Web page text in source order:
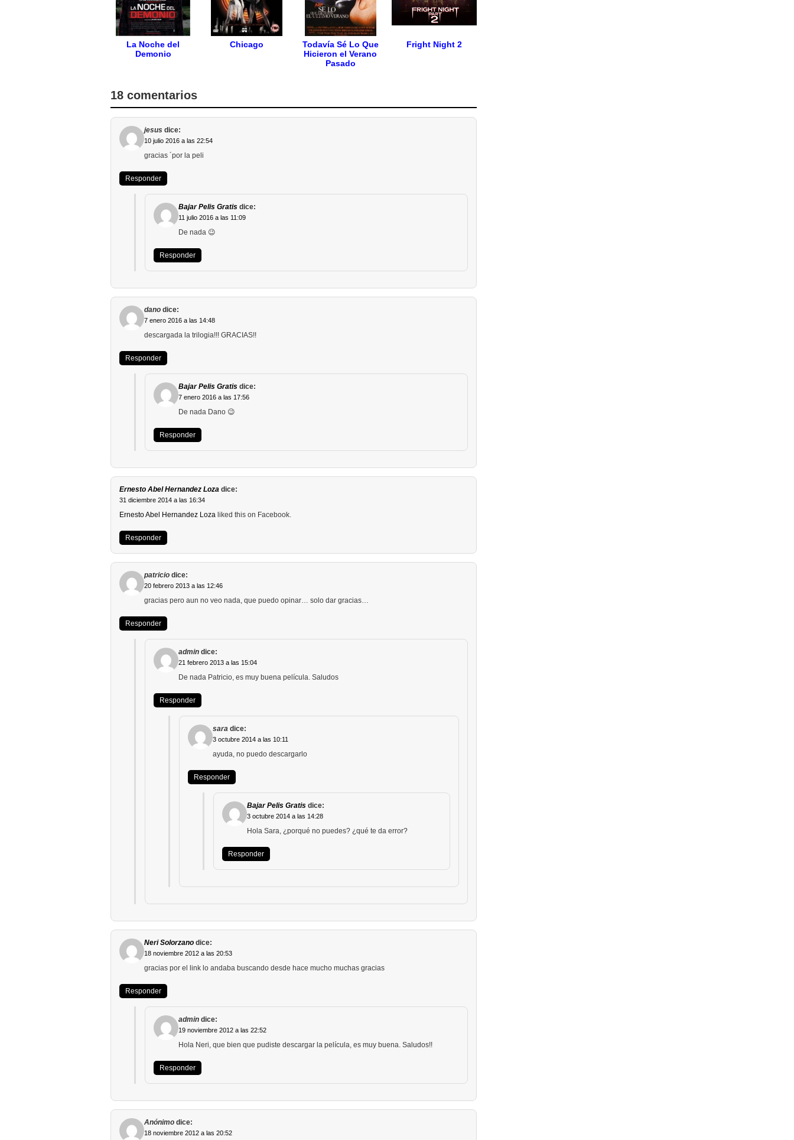
La Noche del
Demonio
Chicago
Todavía Sé Lo Que
Hicieron el Verano
Pasado
Fright Night 2
18 comentarios
jesus dice:
10 julio 2016 a las 22:54
gracias ´por la peli
Responder
Bajar Pelis Gratis dice:
11 julio 2016 a las 11:09
De nada 😉
Responder
dano dice:
7 enero 2016 a las 14:48
descargada la trilogia!!! GRACIAS!!
Responder
Bajar Pelis Gratis dice:
7 enero 2016 a las 17:56
De nada Dano 😉
Responder
Ernesto Abel Hernandez Loza dice:
31 diciembre 2014 a las 16:34
Ernesto Abel Hernandez Loza liked this on Facebook.
Responder
patricio dice:
20 febrero 2013 a las 12:46
gracias pero aun no veo nada, que puedo opinar… solo dar gracias…
Responder
admin dice:
21 febrero 2013 a las 15:04
De nada Patricio, es muy buena película. Saludos
Responder
sara dice:
3 octubre 2014 a las 10:11
ayuda, no puedo descargarlo
Responder
Bajar Pelis Gratis dice:
3 octubre 2014 a las 14:28
Hola Sara, ¿porqué no puedes? ¿qué te da error?
Responder
Neri Solorzano dice:
18 noviembre 2012 a las 20:53
gracias por el link lo andaba buscando desde hace mucho muchas gracias
Responder
admin dice:
19 noviembre 2012 a las 22:52
Hola Neri, que bien que pudiste descargar la película, es muy buena. Saludos!!
Responder
Anónimo dice:
18 noviembre 2012 a las 20:52